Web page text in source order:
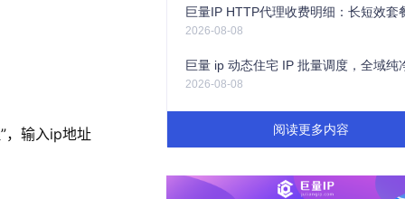
，输入ip地址
2026-08-08
2026-08-08
阅读更多内容